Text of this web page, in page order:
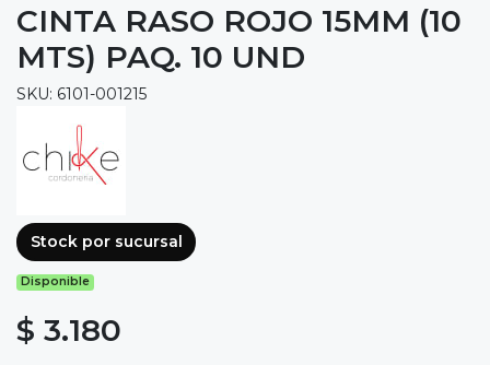
CINTA RASO ROJO 15MM (10
MTS) PAQ. 10 UND
SKU: 6101-001215
Stock por sucursal
Disponible
$ 3.180